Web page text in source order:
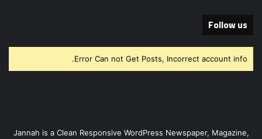
Follow us
Error Can not Get Posts, Incorrect account info.
Jannah is a Clean Responsive WordPress Newspaper, Magazine,